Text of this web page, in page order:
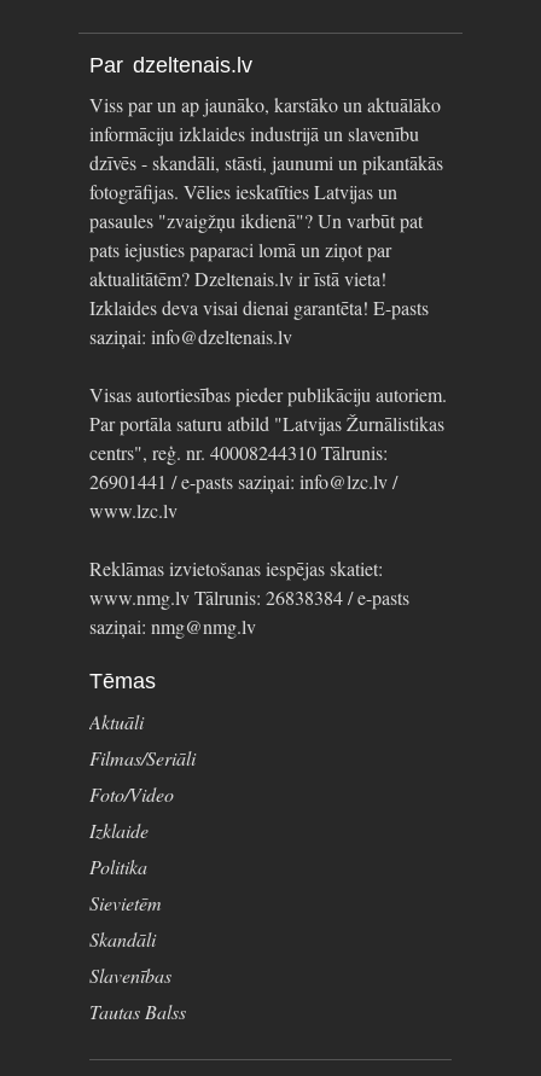
Par dzeltenais.lv
Viss par un ap jaunāko, karstāko un aktuālāko
informāciju izklaides industrijā un slavenību
dzīvēs - skandāli, stāsti, jaunumi un pikantākās
fotogrāfijas. Vēlies ieskatīties Latvijas un
pasaules "zvaigžņu ikdienā"? Un varbūt pat
pats iejusties paparaci lomā un ziņot par
aktualitātēm? Dzeltenais.lv ir īstā vieta!
Izklaides deva visai dienai garantēta! E-pasts
saziņai: info@dzeltenais.lv
Visas autortiesības pieder publikāciju autoriem.
Par portāla saturu atbild "Latvijas Žurnālistikas
centrs", reģ. nr. 40008244310 Tālrunis:
26901441 / e-pasts saziņai: info@lzc.lv /
www.lzc.lv
Reklāmas izvietošanas iespējas skatiet:
www.nmg.lv Tālrunis: 26838384 / e-pasts
saziņai: nmg@nmg.lv
Tēmas
Aktuāli
Filmas/Seriāli
Foto/Video
Izklaide
Politika
Sievietēm
Skandāli
Slavenības
Tautas Balss